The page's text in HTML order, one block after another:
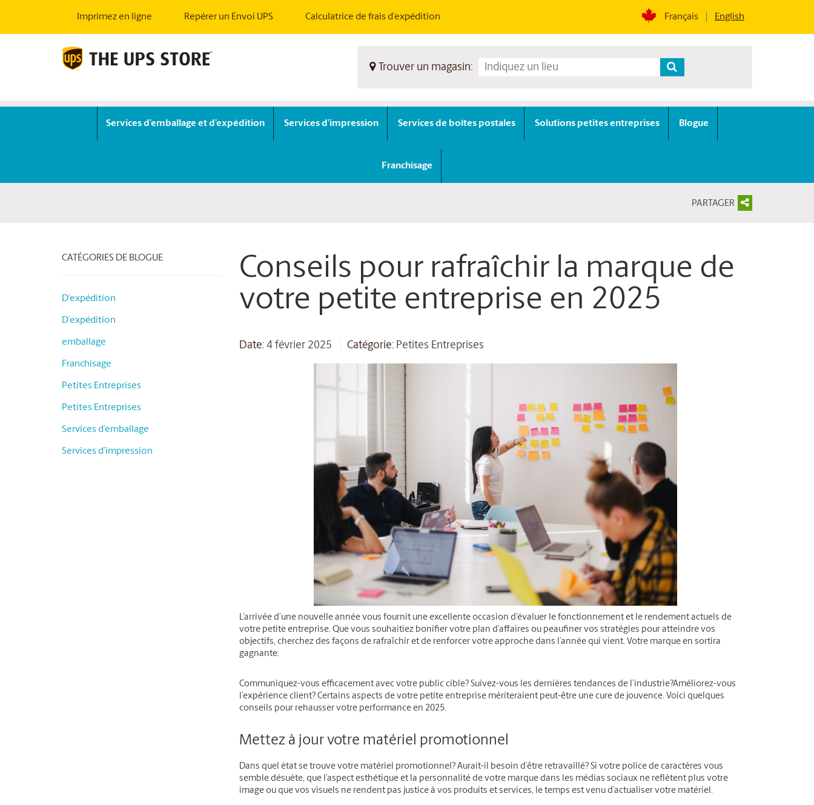
Imprimez en ligne Repérer un Envoi UPS Calculatrice de frais d’expédition Français English
Trouver un magasin:
Services d’emballage et d’expédition Services d’impression Services de boîtes postales Solutions petites entreprises Blogue
Franchisage
PARTAGER
Conseils pour rafraîchir la marque de
votre petite entreprise en 2025
Date: 4 février 2025 Catégorie: Petites Entreprises
L’arrivée d’une nouvelle année vous fournit une excellente occasion d’évaluer le fonctionnement et le rendement actuels de
votre petite entreprise. Que vous souhaitiez bonifier votre plan d’affaires ou peaufiner vos stratégies pour atteindre vos
objectifs, cherchez des façons de rafraîchir et de renforcer votre approche dans l’année qui vient. Votre marque en sortira
gagnante.
Communiquez-vous efficacement avec votre public cible? Suivez-vous les dernières tendances de l’industrie?Améliorez-vous
l’expérience client? Certains aspects de votre petite entreprise mériteraient peut-être une cure de jouvence. Voici quelques
conseils pour rehausser votre performance en 2025.
Mettez à jour votre matériel promotionnel
Dans quel état se trouve votre matériel promotionnel? Aurait-il besoin d’être retravaillé? Si votre police de caractères vous
semble désuète, que l’aspect esthétique et la personnalité de votre marque dans les médias sociaux ne reflètent plus votre
image ou que vos visuels ne rendent pas justice à vos produits et services, le temps est venu d’actualiser votre matériel.
CATÉGORIES DE BLOGUE
D’expédition
D’expédition
emballage
Franchisage
Petites Entreprises
Petites Entreprises
Services d’emballage
Services d’impression